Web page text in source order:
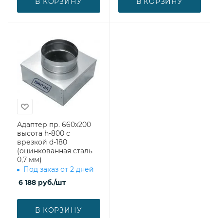
Адаптер пр. 660х200
высота h-800 с
врезкой d-180
(оцинкованная сталь
0,7 мм)
Под заказ от 2 дней
6 188 руб./шт
В КОРЗИНУ